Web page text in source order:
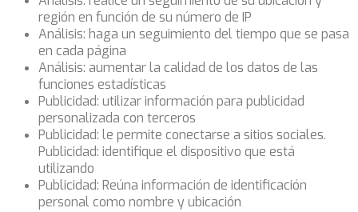
región en función de su número de IP
Análisis: haga un seguimiento del tiempo que se pasa
en cada página
Análisis: aumentar la calidad de los datos de las
funciones estadísticas
Publicidad: utilizar información para publicidad
personalizada con terceros
Publicidad: le permite conectarse a sitios sociales.
Publicidad: identifique el dispositivo que está
utilizando
Publicidad: Reúna información de identificación
personal como nombre y ubicación